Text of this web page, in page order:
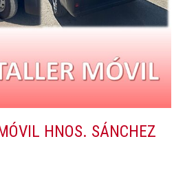
HNOS. SÁNCHEZ